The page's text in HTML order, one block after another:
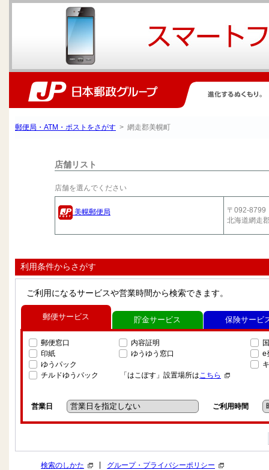
郵便局・ATM・ポストをさがす > 網走郡美幌町
店舗リスト
店舗を選んでください
美幌郵便局
〒092-8799
北海道網走
利用条件からさがす
ご利用になるサービスや営業時間から検索できます。
郵便サービス
郵便窓口
印紙
ゆうパック
チルドゆうパック
内容証明
ゆうゆう窓口
「はこぽす」設置場所はこちら
e
営業日 ご利用時間
貯金サービス 保険サービ
検索のしかた グループ・プライバシーポリシー